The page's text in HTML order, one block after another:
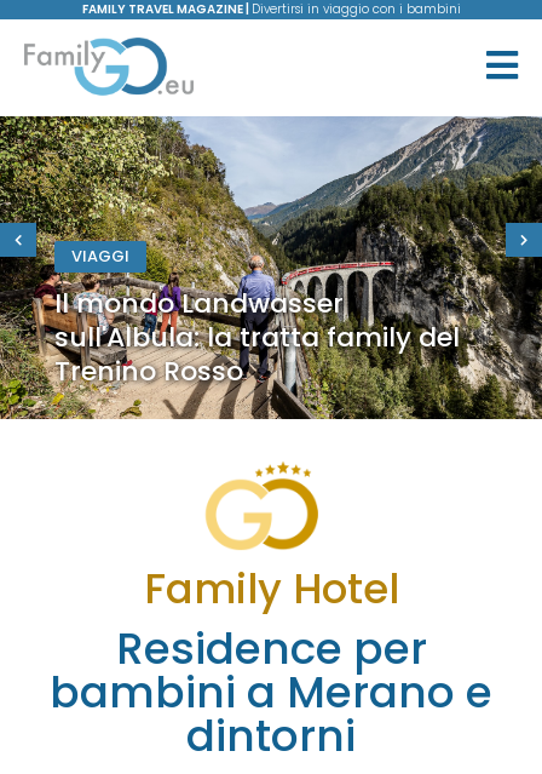
FAMILY TRAVEL MAGAZINE | Divertirsi in viaggio con i bambini
VIAGGI
Il mondo Landwasser
sull'Albula: la tratta family del
Trenino Rosso
Family Hotel
Residence per
bambini a Merano e
dintorni